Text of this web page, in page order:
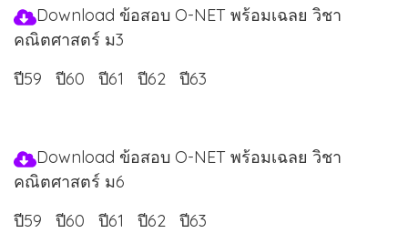
Download ข้อสอบ O-NET พร้อมเฉลย วิชา
คณิตศาสตร์ ม3
ปี59
ปี60 ปี61 ปี62 ปี63
Download ข้อสอบ O-NET พร้อมเฉลย วิชา
คณิตศาสตร์ ม6
ปี59
ปี60 ปี61 ปี62 ปี63